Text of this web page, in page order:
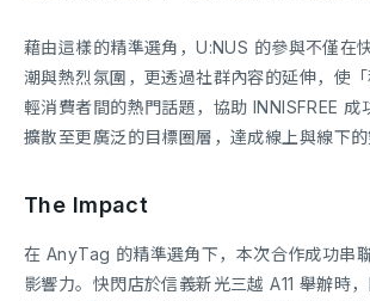
藉由這樣的精準選角，U:NUS 的參與不僅在
潮與熱烈氛圍，更透過社群內容的延伸，使
輕消費者間的熱門話題，協助 INNISFREE 成
擴散至更廣泛的目標圈層，達成線上與線下的
The Impact
在 AnyTag 的精準選角下，本次合作成功串
影響力。快閃店於信義新光三越 A11 舉辦時